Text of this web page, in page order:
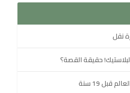
نقل
حقيقة القصة؟
19 سنة